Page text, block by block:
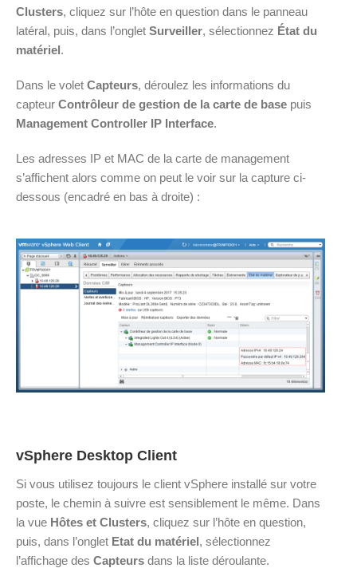
Clusters, cliquez sur l’hôte en question dans le panneau
latéral, puis, dans l’onglet Surveiller, sélectionnez État du
matériel.
Dans le volet Capteurs, déroulez les informations du
capteur Contrôleur de gestion de la carte de base puis
Management Controller IP Interface.
Les adresses IP et MAC de la carte de management
s’affichent alors comme on peut le voir sur la capture ci-
dessous (encadré en bas à droite) :
vSphere Desktop Client
Si vous utilisez toujours le client vSphere installé sur votre
poste, le chemin à suivre est sensiblement le même. Dans
la vue Hôtes et Clusters, cliquez sur l’hôte en question,
puis, dans l’onglet Etat du matériel, sélectionnez
l’affichage des Capteurs dans la liste déroulante.